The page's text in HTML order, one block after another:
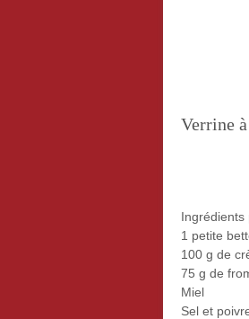
Verrine
Ingrédients
1 petite
100 g de
75 g de
Miel
Sel et